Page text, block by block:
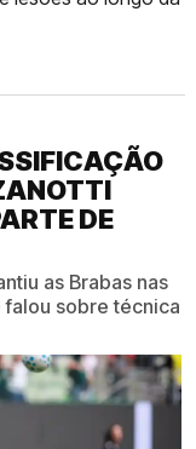
DE
as Brabas nas
falou sobre técnica